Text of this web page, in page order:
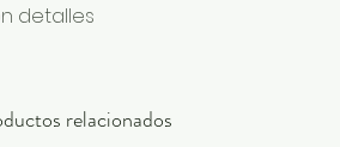
detalles
relacionados